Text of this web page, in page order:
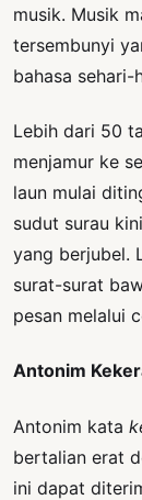
musik. Musik
tersembunyi
bahasa sehari-
Lebih dari 50
menjamur ke
laun mulai
sudut surau
yang berjubel.
surat-surat
pesan melalui
Antonim
Antonim kata
bertalian erat
ini dapat